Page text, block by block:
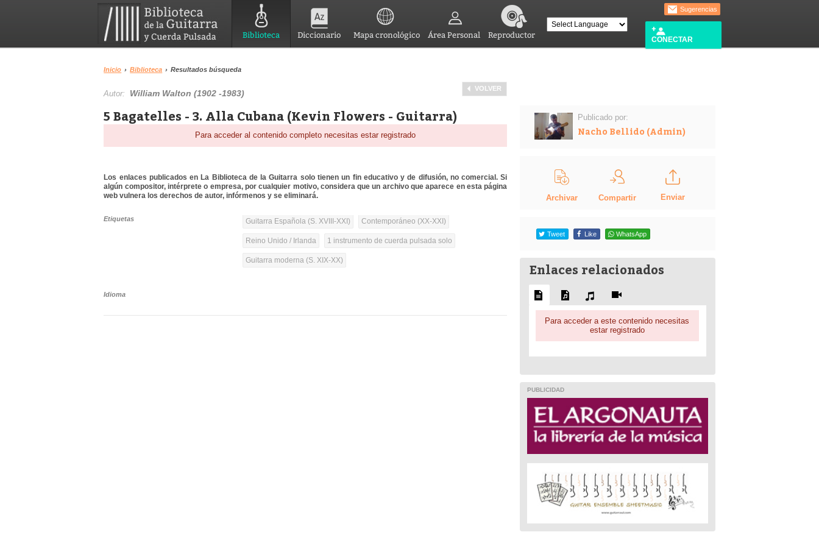
Biblioteca Diccionario Mapa cronológico Área Personal Reproductor
Sugerencias
CONECTAR
Inicio › Biblioteca › Resultados búsqueda
VOLVER
Autor: William Walton (1902 -1983)
5 Bagatelles - 3. Alla Cubana (Kevin Flowers - Guitarra)
Para acceder al contenido completo necesitas estar registrado
Los enlaces publicados en La Biblioteca de la Guitarra solo tienen un fin educativo y de difusión, no comercial. Si
algún compositor, intérprete o empresa, por cualquier motivo, considera que un archivo que aparece en esta página
web vulnera los derechos de autor, infórmenos y se eliminará.
Etiquetas Guitarra Española (S. XVIII-XXI) Contemporáneo (XX-XXI)
Reino Unido / Irlanda 1 instrumento de cuerda pulsada solo
Guitarra moderna (S. XIX-XX)
Idioma
Publicado por:
Nacho Bellido (Admin)
Archivar Compartir Enviar
Tweet Like WhatsApp
Enlaces relacionados
Para acceder a este contenido necesitas
estar registrado
PUBLICIDAD